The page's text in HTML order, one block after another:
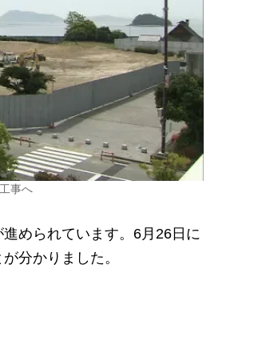
事へ
められています。6月26日に
分かりました。